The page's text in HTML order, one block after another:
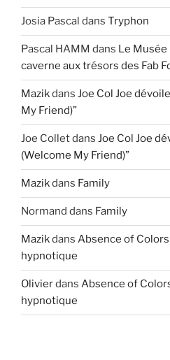
Josia Pascal dans Tryphon
Pascal HAMM dans Le Musée
caverne aux trésors des Fab
Mazikdans Joe Col Joe
My Friend)”
Joe Colletdans Joe Col Joe
(Welcome My Friend)”
Mazikdans Family
Normand dans Family
Mazikdans Absence of
hypnotique
Olivierdans Absence of
hypnotique